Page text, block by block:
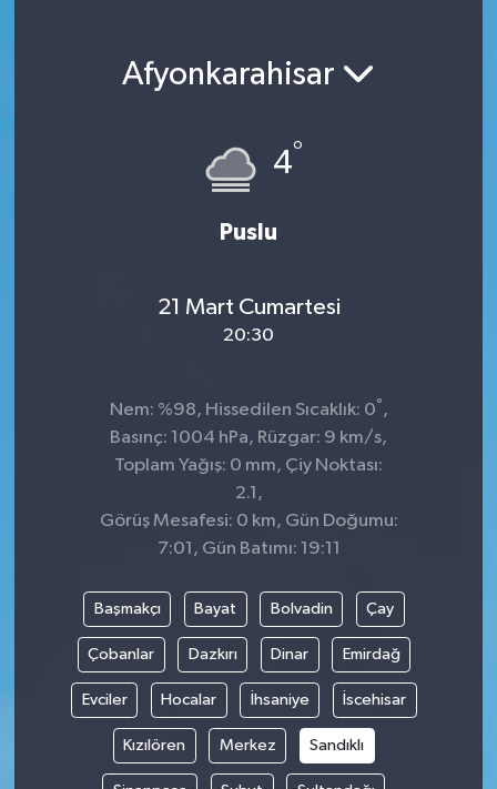
Afyonkarahisar
4°
Puslu
21 Mart Cumartesi
20:30
Nem: %98, Hissedilen Sıcaklık: 0°,
Basınç: 1004 hPa, Rüzgar: 9 km/s,
Toplam Yağış: 0 mm, Çiy Noktası:
2.1,
Görüş Mesafesi: 0 km, Gün Doğumu:
7:01, Gün Batımı: 19:11
Başmakçı Bayat Bolvadin Çay
Çobanlar Dazkırı Dinar Emirdağ
Evciler Hocalar İhsaniye İscehisar
Kızılören Merkez Sandıklı